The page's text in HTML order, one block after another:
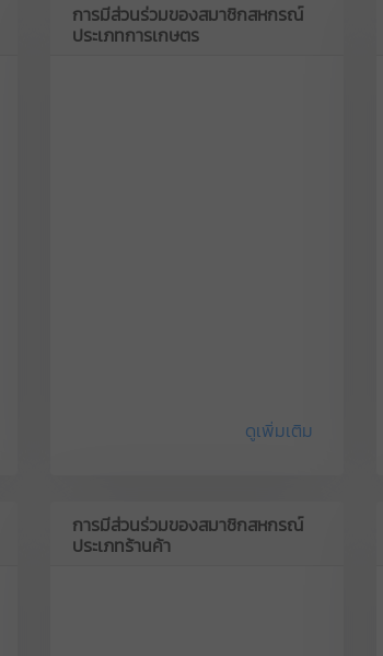
การมีส่วนร่วมของสมาชิกสหกรณ์
ประเภทการเกษตร
ดูเพิ่มเติม
การมีส่วนร่วมของสมาชิกสหกรณ์
ประเภทร้านค้า